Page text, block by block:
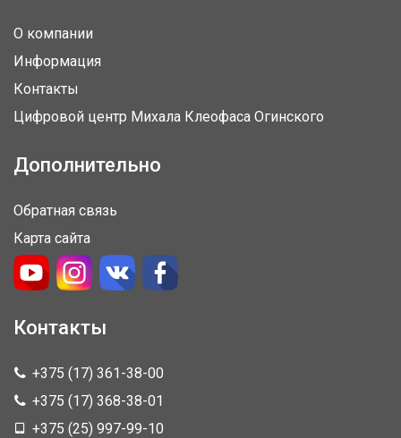
О компании
Информация
Контакты
Цифровой центр Михала Клеофаса Огинского
Дополнительно
Обратная связь
Карта сайта
Контакты
+375 (17) 361-38-00
+375 (17) 368-38-01
+375 (25) 997-99-10